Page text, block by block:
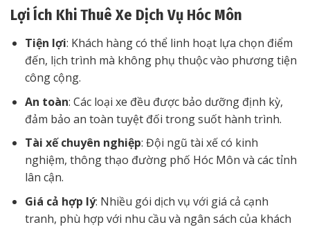
Lợi Ích Khi Thuê Xe Dịch Vụ Hóc Môn
Tiện lợi: Khách hàng có thể linh hoạt lựa chọn điểm
đến, lịch trình mà không phụ thuộc vào phương tiện
công cộng.
An toàn: Các loại xe đều được bảo dưỡng định kỳ,
đảm bảo an toàn tuyệt đối trong suốt hành trình.
Tài xế chuyên nghiệp: Đội ngũ tài xế có kinh
nghiệm, thông thạo đường phố Hóc Môn và các tỉnh
lân cận.
Giá cả hợp lý: Nhiều gói dịch vụ với giá cả cạnh
tranh, phù hợp với nhu cầu và ngân sách của khách